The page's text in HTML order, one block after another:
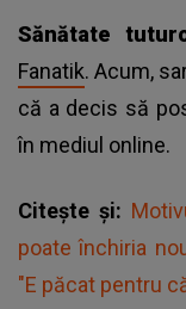
Sănătate
Fanatik. Acum,
că a decis să
în mediul online.
Citește și:
poate închiria
"E păcat pentru